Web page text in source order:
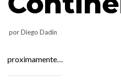
porDiego Dadin
proximamente…